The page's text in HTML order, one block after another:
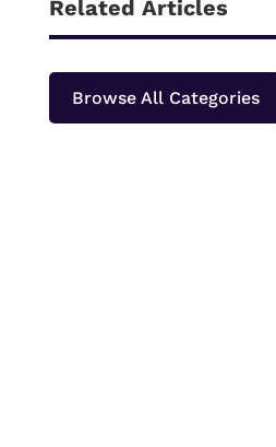
Related Articles
Browse All Categories